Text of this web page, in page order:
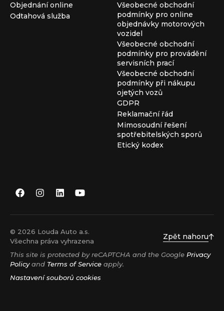
Objednání online
Odtahová služba
Všeobecné obchodní
podmínky pro online
objednávky motorových
vozidel
Všeobecné obchodní
podmínky pro provádění
servisních prací
Všeobecné obchodní
podmínky při nákupu
ojetých vozů
GDPR
Reklamační řád
Mimosoudní řešení
spotřebitelských sporů
Etický kodex
© 2026 Louda Auto a.s.
Všechna práva vyhrazena
Zpět nahoru
This site is protected by reCAPTCHA and the Google Privacy
Policyand Terms of Service apply.
Nastavení souborů cookies